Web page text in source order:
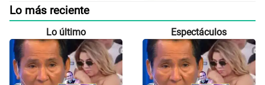
Lo más reciente
Lo último Espectáculos